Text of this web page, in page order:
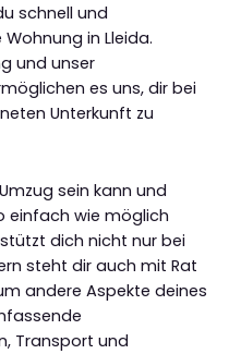
schnell und
in Lleida.
und unser
es uns, dir bei
Unterkunft zu
sein kann und
einfach wie möglich
dich nicht nur bei
steht dir auch mit Rat
andere Aspekte deines
Transport und